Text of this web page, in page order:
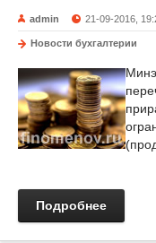
admin 21-09-2016,
Новости бухгалтерии
Подробнее